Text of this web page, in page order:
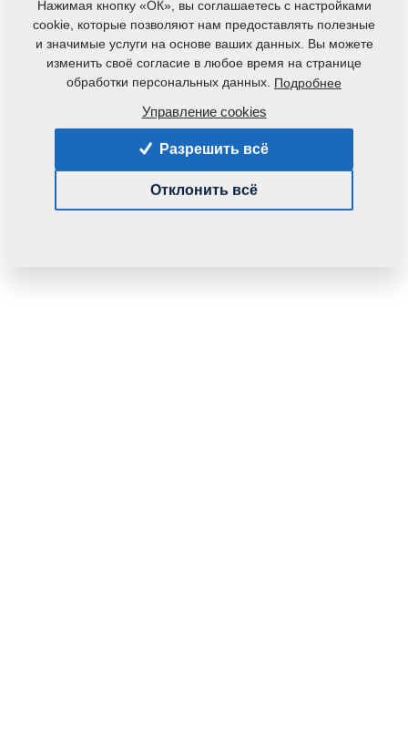
Код продукта: m00115
Вес: 0,0000 Кг
Нажимая кнопку «ОК», вы соглашаетесь с настройками
cookie, которые позволяют нам предоставлять полезные
и значимые услуги на основе ваших данных. Вы можете
изменить своё согласие в любое время на странице
обработки персональных данных. Подробнее
Управление cookies
Разрешить всё
Отклонить всё